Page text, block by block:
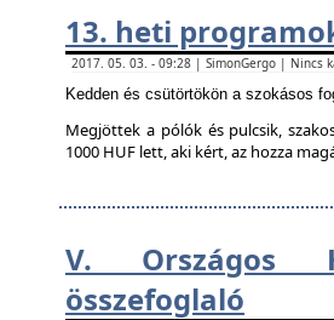
13. heti
2017. 05. 03. - 09:28 | SimonGergo | Nincs
Kedden és csütörtökön a szokásos
Megjöttek a pólók és pulcsik,
1000 HUF lett, aki kért, az hozza
V. Országos
összefoglaló